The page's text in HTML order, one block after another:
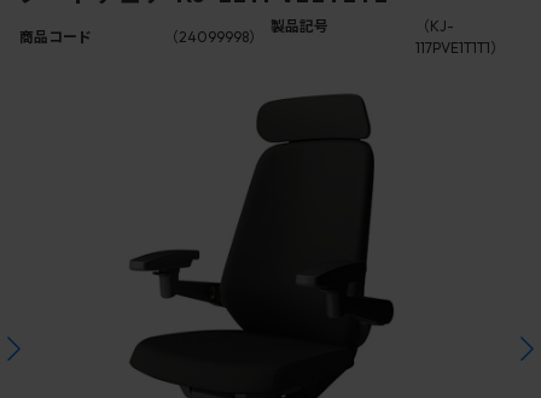
商品コード （24099998）
製品記号
（KJ-
117PVE1T1T1）